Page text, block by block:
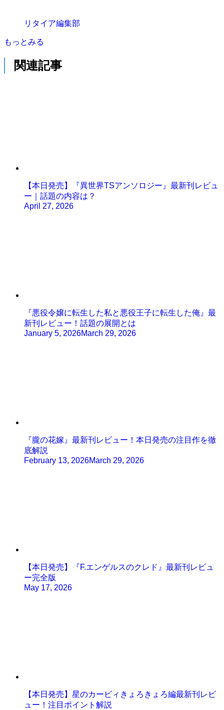
リタイア編集部
もっとみる
関連記事
【本日発売】『異世界TSアンソロジー』最新刊レビュ
ー｜話題の内容は？
April 27, 2026
『悪役令嬢に転生した私と悪役王子に転生した俺』最
新刊レビュー！話題の展開とは
January 5, 2026March 29, 2026
『朧の花嫁』最新刊レビュー！本日発売の注目作を徹
底解説
February 13, 2026March 29, 2026
【本日発売】『F.エンゲルスのクレド』最新刊レビュ
ー完全版
May 17, 2026
【本日発売】星のカービィきょろきょろ編最新刊レビ
ュー！注目ポイント解説